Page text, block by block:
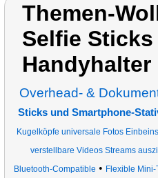
Themen-
Selfie
Handyhalter
Overhead- &
Sticks und Smartphone-
Kugelköpfe universale Fotos
verstellbare Videos Streams
Bluetooth-Compatible • Flexible